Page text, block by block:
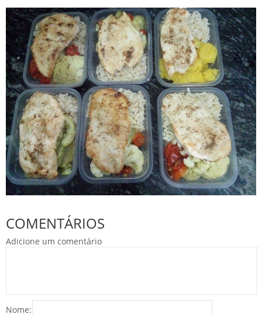
COMENTÁRIOS
Adicione um comentário
Nome: